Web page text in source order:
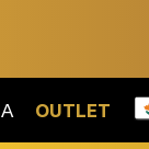
OUTLET